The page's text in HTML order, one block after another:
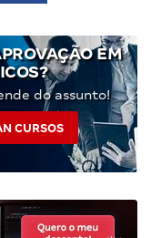
EM
do assunto!
CURSOS